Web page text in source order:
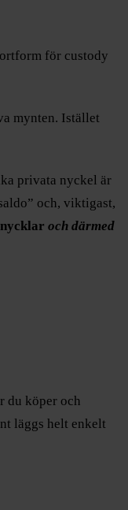
för custody
mynten. Istället
privata nyckel är
och, viktigast,
och därmed
du köper och
läggs helt enkelt